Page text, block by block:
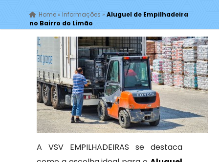
Home» Informações » Aluguel de Empilhadeira
no Bairro do Limão
A VSV EMPILHADEIRAS se destaca